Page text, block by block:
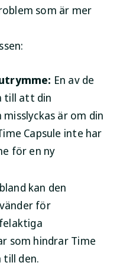
som är mer
En av de
till att din
är om din
Capsule inte har
för en ny
kan den
för
som hindrar Time
till den.